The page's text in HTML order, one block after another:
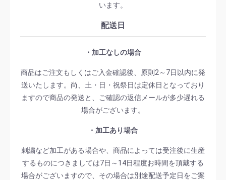
います。
配送日
・加工なしの場合
商品はご注文もしくはご入金確認後、原則2～7日以内に発
送いたします。尚、土・日・祝祭日は定休日となっており
ますので商品の発送と、ご確認の返信メールが多少遅れる
場合がございます。
・加工あり場合
刺繍など加工がある場合や、商品によっては受注後に生産
するものにつきましては7日～14日程度お時間を頂戴する
場合がございますので、その場合は別途配送予定日をご案